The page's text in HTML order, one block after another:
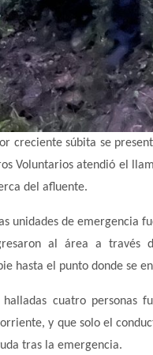
creciente súbita se
Voluntarios atendió el
del afluente.
unidades de emergencia
al área a través
hasta el punto donde se
cuatro personas
y que solo el
tras la emergencia.